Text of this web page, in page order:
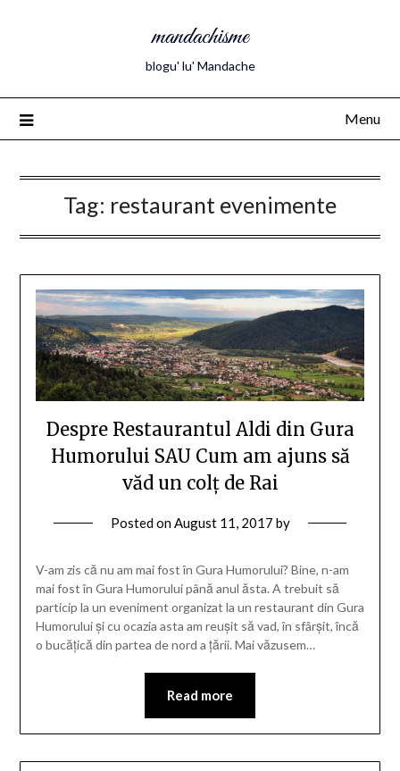
mandachisme
blogu' lu' Mandache
Menu
Tag: restaurant evenimente
Despre Restaurantul Aldi din Gura
Humorului SAU Cum am ajuns să
văd un colț de Rai
Posted onAugust 11, 2017 by
V-am zis că nu am mai fost în Gura Humorului? Bine, n-am
mai fost în Gura Humorului până anul ăsta. A trebuit să
particip la un eveniment organizat la un restaurant din Gura
Humorului și cu ocazia asta am reușit să vad, în sfârșit, încă
o bucățică din partea de nord a țării. Mai văzusem…
Read more